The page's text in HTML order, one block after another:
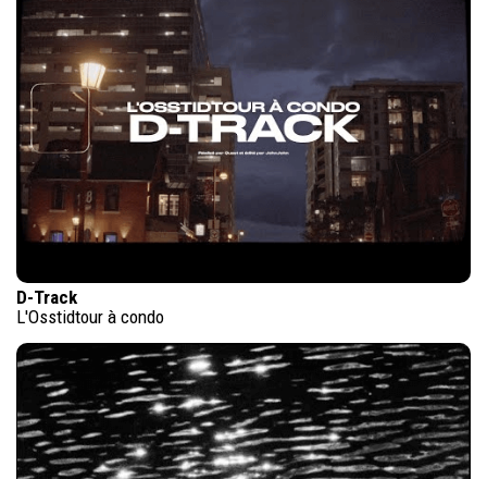
D-Track
L'Osstidtour à condo